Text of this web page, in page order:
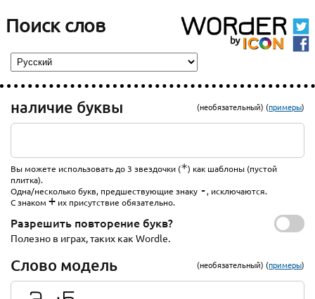
Поиск слов
наличие буквы (необязательный) (примеры)
Вы можете использовать до 3 звездочки (*) как шаблоны (пустой
плитка).
Одна/несколько букв, предшествующие знаку -, исключаются.
С знаком +их присутствие обязательно.
Разрешить повторение букв?
Полезно в играх, таких как Wordle.
Слово модель (необязательный) (примеры)